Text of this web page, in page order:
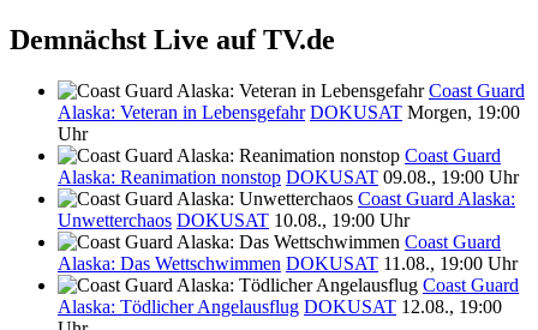
Demnächst Live auf TV.de
Coast Guard
Alaska: Veteran in Lebensgefahr DOKUSAT Morgen, 19:00
Uhr
Coast Guard
Alaska: Reanimation nonstop DOKUSAT 09.08., 19:00 Uhr
Coast Guard Alaska:
Unwetterchaos DOKUSAT 10.08., 19:00 Uhr
Coast Guard
Alaska: Das Wettschwimmen DOKUSAT 11.08., 19:00 Uhr
Coast Guard
Alaska: Tödlicher Angelausflug DOKUSAT 12.08., 19:00